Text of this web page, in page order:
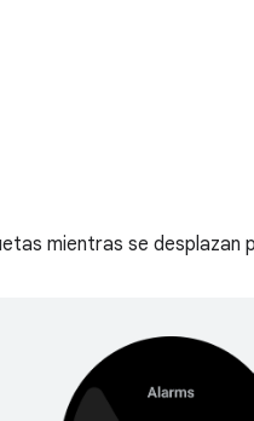
mientras se desplazan